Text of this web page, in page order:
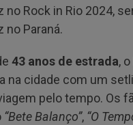
no Rock in Rio 2024,
no Paraná.
43 anos de estrada,
na cidade com um
pelo tempo. Os
“Bete Balanço”, “O